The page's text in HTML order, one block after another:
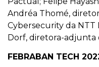
Andréa Thomé,
Cybersecurity da NTT
Dorf, diretora-adjunta
FEBRABAN TECH